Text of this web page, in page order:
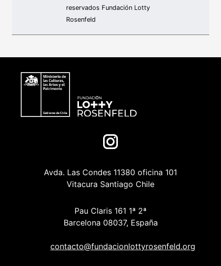
reservados Fundación Lotty
Rosenfeld
Avda. Las Condes 11380 oficina 101
Vitacura Santiago Chile
Pau Claris 161 1ª 2ª
Barcelona 08037, España
contacto@fundacionlottyrosenfeld.org